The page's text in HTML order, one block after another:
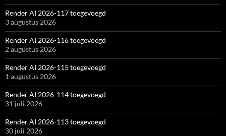
Render AI 2026-117 toegevoegd
3 augustus 2026
Render AI 2026-116 toegevoegd
2 augustus 2026
Render AI 2026-115 toegevoegd
1 augustus 2026
Render AI 2026-114 toegevoegd
31 juli 2026
Render AI 2026-113 toegevoegd
30 juli 2026